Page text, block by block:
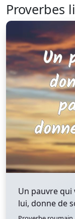
Proverbes
Un pauvre
lui, donne de